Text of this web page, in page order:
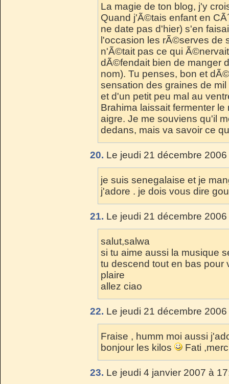
La magie de ton blog, j'y
Quand j'Ã©tais enfant en
ne date pas d'hier) s'en
l'occasion les rÃ©serves de
n'Ã©tait pas ce qui
dÃ©fendait bien de manger
nom). Tu penses, bon et
sensation des graines de
et d'un petit peu mal au
Brahima laissait fermenter
aigre. Je me souviens qu'il
dedans, mais va savoir ce
20. Le jeudi 21 décembre
je suis senegalaise et je
j'adore . je dois vous dire
21. Le jeudi 21 décembre
salut,salwa
si tu aime aussi la musique
tu descend tout en bas pour
plaire
allez ciao
22. Le jeudi 21 décembre
Fraise , humm moi aussi
bonjour les kilos
Fati
23. Le jeudi 4 janvier 2007 à